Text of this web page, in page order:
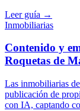
Leer guía →
Inmobiliarias
Contenido y
Roquetas de
Las inmobiliarias
publicación de
con IA, captando